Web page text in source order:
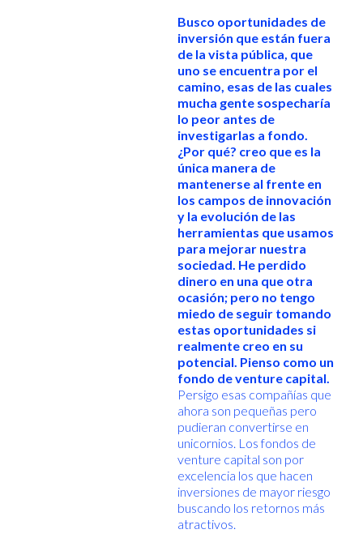
Busco oportunidades de
inversión que están fuera
de la vista pública, que
uno se encuentra por el
camino, esas de las cuales
mucha gente sospecharía
lo peor antes de
investigarlas a fondo.
¿Por qué? creo que es la
única manera de
mantenerse al frente en
los campos de innovación
y la evolución de las
herramientas que usamos
para mejorar nuestra
sociedad. He perdido
dinero en una que otra
ocasión; pero no tengo
miedo de seguir tomando
estas oportunidades si
realmente creo en su
potencial. Pienso como un
fondo de venture capital.
Persigo esas compañías que
ahora son pequeñas pero
pudieran convertirse en
unicornios. Los fondos de
venture capital son por
excelencia los que hacen
inversiones de mayor riesgo
buscando los retornos más
atractivos.